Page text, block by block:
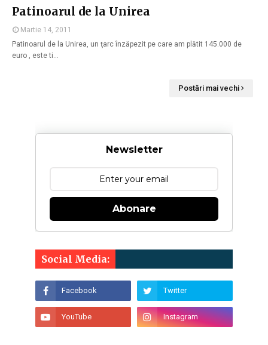
Patinoarul de la Unirea
Martie 14, 2011
Patinoarul de la Unirea, un ţarc înzăpezit pe care am plătit 145.000 de
euro , este ti…
Postări mai vechi
Newsletter
Abonare
Social Media: